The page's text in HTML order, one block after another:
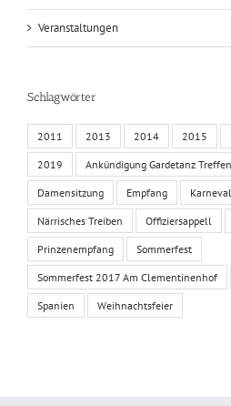
Veranstaltungen
Schlagwörter
2011 2013 2014 2015
2019 Ankündigung Gardetanz Treffen
Damensitzung Empfang
Närrisches Treiben Offiziersappell
Prinzenempfang Sommerfest
Sommerfest 2017 Am Clementinenhof
Spanien Weihnachtsfeier